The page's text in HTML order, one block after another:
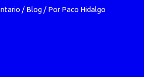
/ Blog/ Por Paco Hidalgo